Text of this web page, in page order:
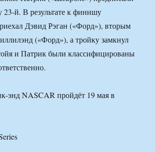
23-й. В результате к финишу
Дэвид Рэган («Форд»), вторым
(«Форд»), а тройку замкнул
и Патрик были классифицированы
энд NASCAR пройдёт 19 мая в